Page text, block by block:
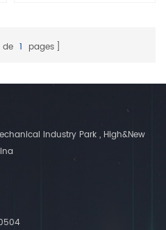
de 1 pages
Industry Park , High&New